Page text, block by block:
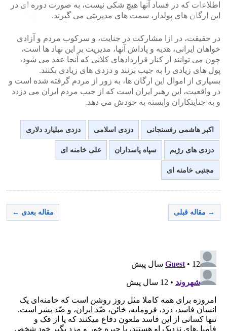
اطلاعات که در فساد آنها هیچ شکی نیست، به صورت دوره ای در
این ارگان های پولدار، سمت های مدیریتی می گیرند.
در حقیقت، در ازا مشارکت در جنایت، و سرکوب مردم و آزادی
خواهان ایرانی، هدیه و پاداش آنها، مدیریت بر این نهاد ها است،
چون می توانند از کنار قراردادهای کلانی که آنجا عقد می شود،
پول های زیادی را به جیب بزنند و دزدی های زیادی بکنند.
بسیاری از اموال این ارگان ها، به زور از مردم گرفته شده است و
در واقعیت، این رهبر ایران است که از جیب مردم ایران می دزدد
و به جنایتکاران وابسته به خودش می دهد.
اکبر هاشمی رفسنجانی دزدی اسلامی دزدی میلیارد دلاری
دزدی های رژیم سپاه پاسداران علی خامنه ای
مجتبی خامنه ای
→ مقاله قبلی مقاله بعدی ←
<
>